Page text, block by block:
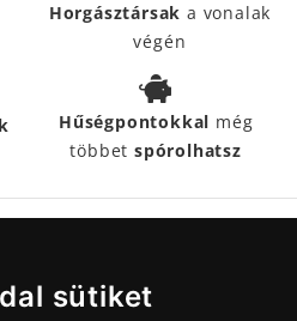
sütiket
Horgásztársak a vonalak
végén
Hűségpontokkal még
többetspórolhatsz
SEGÍTIK